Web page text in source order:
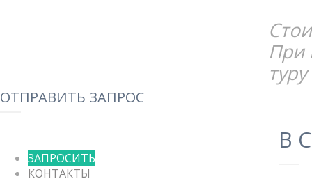
При
ОТПРАВИТЬ ЗАПРОС
ЗАПРОСИТЬ
КОНТАКТЫ
В